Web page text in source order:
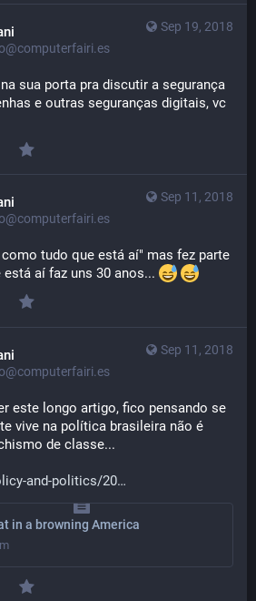
Sep 19, 2018
sua porta pra discutir a segurança
e outras seguranças digitais, vc
Sep 11, 2018
tudo que está aí" mas fez parte
está aí faz uns 30 anos...
Sep 11, 2018
este longo artigo, fico pensando se
vive na política brasileira não é
de classe...
and-politics/20
in a browning America